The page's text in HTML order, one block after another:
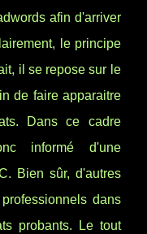
afin d'arriver
le principe
il se repose sur le
de faire apparaitre
Dans ce cadre
informé d'une
Bien sûr, d'autres
dans
probants. Le tout